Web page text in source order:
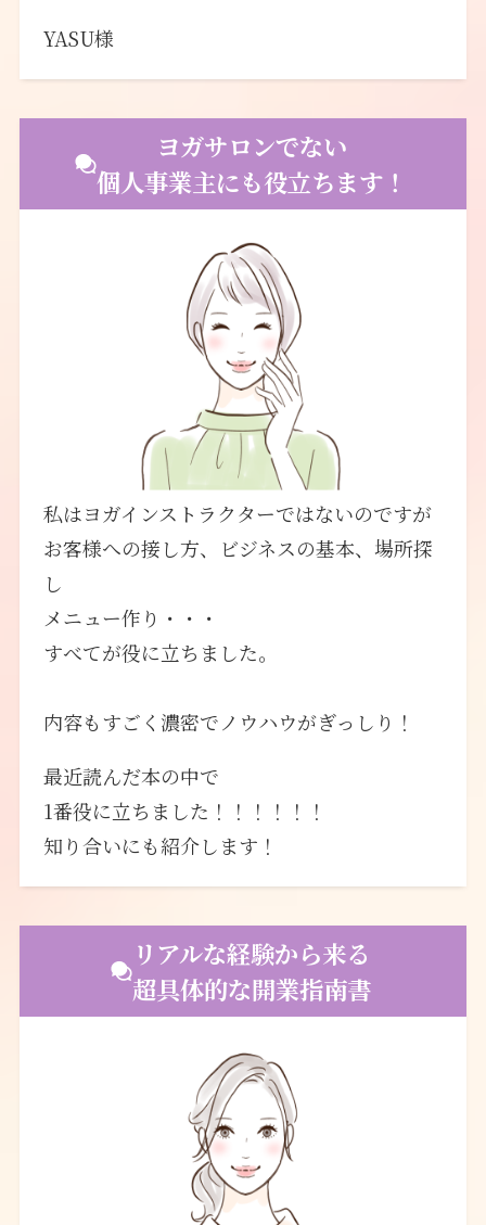
YASU様
ヨガサロンでない
個人事業主にも役立ちます！
私はヨガインストラクターではないのですが
お客様への接し方、ビジネスの基本、場所探
し
メニュー作り・・・
すべてが役に立ちました。
内容もすごく濃密でノウハウがぎっしり！
最近読んだ本の中で
1番役に立ちました！！！！！！
知り合いにも紹介します！
リアルな経験から来る
超具体的な開業指南書